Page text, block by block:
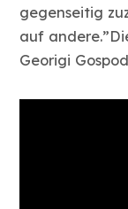
gegenseitig
auf
Georigi